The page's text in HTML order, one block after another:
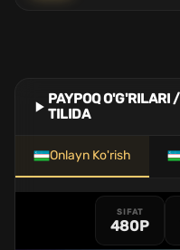
PAYPOQ O'G'RILARI
TILIDA
Onlayn Ko'rish
SIFAT
480P